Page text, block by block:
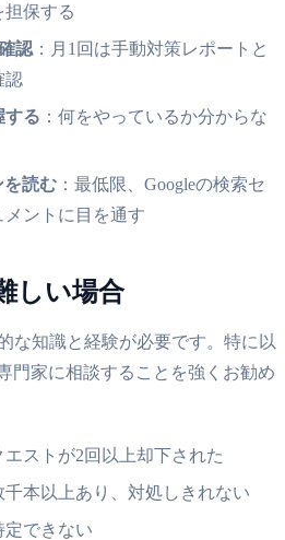
保する
認 ：月1回は手動対策レポートと
認
する ：何をやっているか分からな
を読む ：最低限、Googleの検索セ
ントに目を通す
しい場合
な知識と経験が必要です。特に以
門家に相談することを強くお勧め
ストが2回以上却下された
本以上あり、対処しきれない
できない